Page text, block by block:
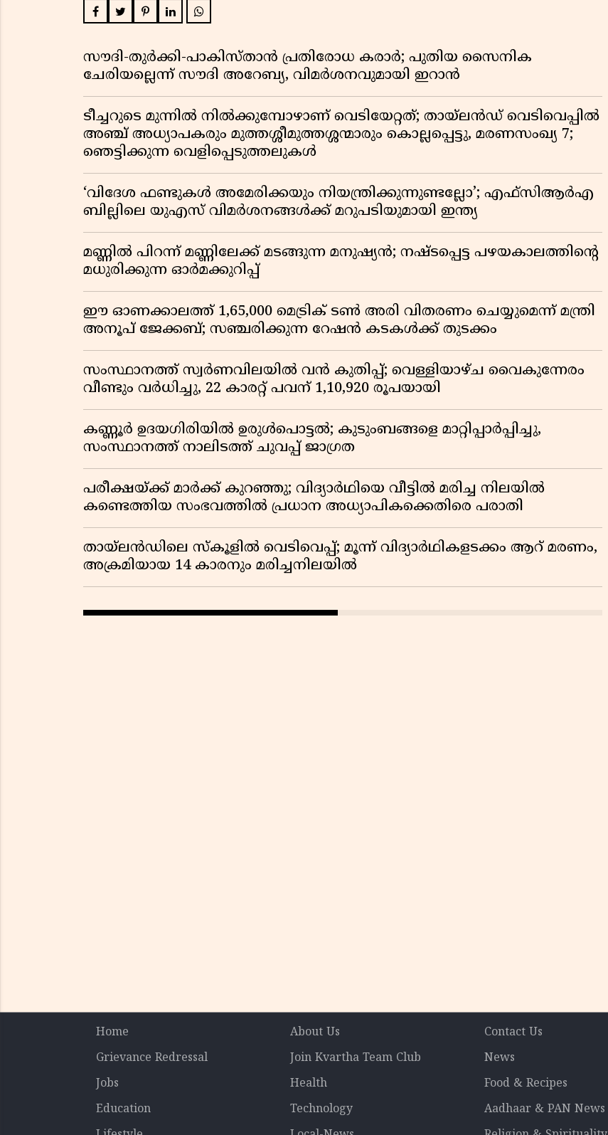
സൗദി-തുർക്കി-പാകിസ്താൻ പ്രതിരോധ കരാർ; പുതിയ സൈനിക
ചേരിയല്ലെന്ന് സൗദി അറേബ്യ, വിമർശനവുമായി ഇറാൻ
ടീച്ചറുടെ മുന്നിൽ നിൽക്കുമ്പോഴാണ് വെടിയേറ്റത്; തായ്‌ലൻഡ് വെടിവെപ്പിൽ
അഞ്ച് അധ്യാപകരും മുത്തശ്ശീമുത്തശ്ശന്മാരും കൊല്ലപ്പെട്ടു, മരണസംഖ്യ 7;
ഞെട്ടിക്കുന്ന വെളിപ്പെടുത്തലുകൾ
‘വിദേശ ഫണ്ടുകൾ അമേരിക്കയും നിയന്ത്രിക്കുന്നുണ്ടല്ലോ’; എഫ്സിആർഎ
ബില്ലിലെ യുഎസ് വിമർശനങ്ങൾക്ക് മറുപടിയുമായി ഇന്ത്യ
മണ്ണിൽ പിറന്ന് മണ്ണിലേക്ക് മടങ്ങുന്ന മനുഷ്യൻ; നഷ്ടപ്പെട്ട പഴയകാലത്തിൻ്റെ
മധുരിക്കുന്ന ഓർമക്കുറിപ്പ്
ഈ ഓണക്കാലത്ത് 1,65,000 മെട്രിക് ടൺ അരി വിതരണം ചെയ്യുമെന്ന് മന്ത്രി
അനൂപ് ജേക്കബ്; സഞ്ചരിക്കുന്ന റേഷൻ കടകൾക്ക് തുടക്കം
സംസ്ഥാനത്ത് സ്വർണവിലയിൽ വൻ കുതിപ്പ്; വെള്ളിയാഴ്ച വൈകുന്നേരം
വീണ്ടും വർധിച്ചു, 22 കാരറ്റ് പവന് 1,10,920 രൂപയായി
കണ്ണൂർ ഉദയഗിരിയിൽ ഉരുൾപൊട്ടൽ; കുടുംബങ്ങളെ മാറ്റിപ്പാർപ്പിച്ചു,
സംസ്ഥാനത്ത് നാലിടത്ത് ചുവപ്പ് ജാഗ്രത
പരീക്ഷയ്ക്ക് മാർക്ക് കുറഞ്ഞു; വിദ്യാർഥിയെ വീട്ടിൽ മരിച്ച നിലയിൽ
കണ്ടെത്തിയ സംഭവത്തിൽ പ്രധാന അധ്യാപികക്കെതിരെ പരാതി
തായ്‌ലൻഡിലെ സ്‌കൂളിൽ വെടിവെപ്പ്; മൂന്ന് വിദ്യാർഥികളടക്കം ആറ് മരണം,
അക്രമിയായ 14 കാരനും മരിച്ചനിലയിൽ
Home About Us Contact Us
Grievance Redressal
Join Kvartha Team Club News
Jobs
Health Food & Recipes
Education
Technology Aadhaar & PAN News